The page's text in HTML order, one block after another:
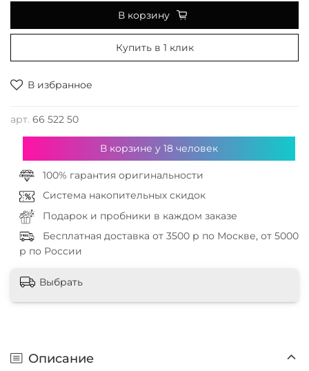
В избранное
арт. 66 522 50
В корзину
Купить в 1 клик
В корзине у 18человек
100% гарантия оригинальности
Система накопительных скидок
Подарок и пробники в каждом заказе
Бесплатная доставка от 3500 р по Москве, от 5000
р по России
Выбрать
Описание